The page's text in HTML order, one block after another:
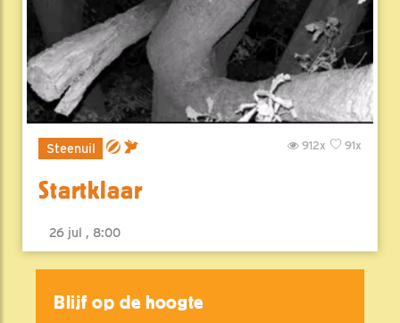
Steenuil 91x
912x
Startklaar
26 jul , 8:00
Blijf op de hoogte